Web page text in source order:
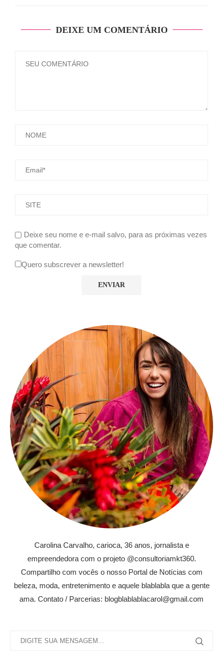
DEIXE UM COMENTÁRIO
Deixe seu nome e e-mail salvo, para as próximas vezes
que comentar.
Quero subscrever a newsletter!
Carolina Carvalho, carioca, 36 anos, jornalista e
empreendedora com o projeto @consultoriamkt360.
Compartilho com vocês o nosso Portal de Notícias com
beleza, moda, entretenimento e aquele blablabla que a gente
ama. Contato / Parcerias: blogblablablacarol@gmail.com